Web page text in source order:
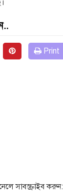
Print
সাবস্ক্রাইব করুন: